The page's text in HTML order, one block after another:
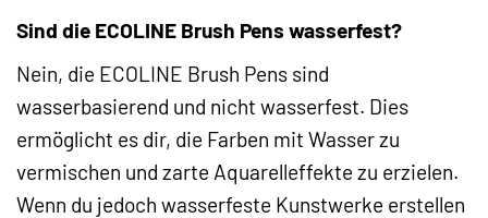
Sind die ECOLINE Brush Pens wasserfest?
Nein, die ECOLINE Brush Pens sind
wasserbasierend und nicht wasserfest. Dies
ermöglicht es dir, die Farben mit Wasser zu
vermischen und zarte Aquarelleffekte zu erzielen.
Wenn du jedoch wasserfeste Kunstwerke erstellen